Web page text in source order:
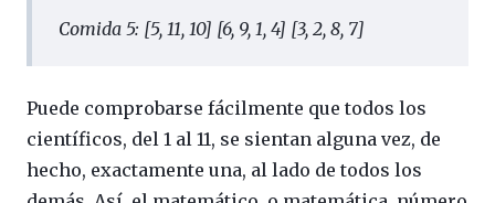
Comida 5: [5, 11, 10] [6, 9, 1, 4] [3, 2, 8, 7]
Puede comprobarse fácilmente que todos los
científicos, del 1 al 11, se sientan alguna vez, de
hecho, exactamente una, al lado de todos los